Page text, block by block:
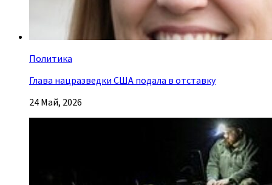
Политика
Глава нацразведки США подала в отставку
24 Май, 2026